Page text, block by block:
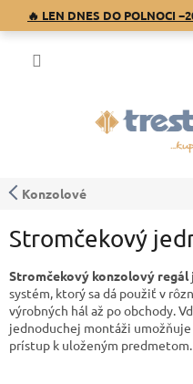
🔥 LEN DNES DO POLNOCI
Konzolové
Stromčekový
Stromčekový konzolový regál
systém, ktorý sa dá použiť v
výrobných hál až po obchody.
jednoduchej montáži
prístup k uloženým predmetom.